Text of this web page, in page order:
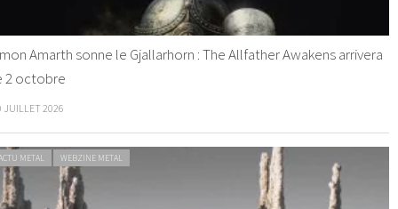
Amarth sonne le Gjallarhorn : The Allfather Awakens arrivera
2 octobre
JUILLET 2026
METAL WEBZINE METAL